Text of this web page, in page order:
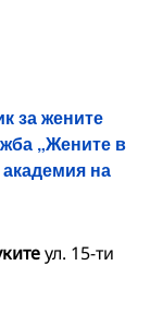
за жените
„Жените в
на
ул. 15-ти